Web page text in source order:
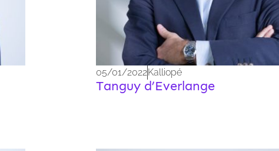
05/01/2022Kalliopé
Tanguy d’Everlange